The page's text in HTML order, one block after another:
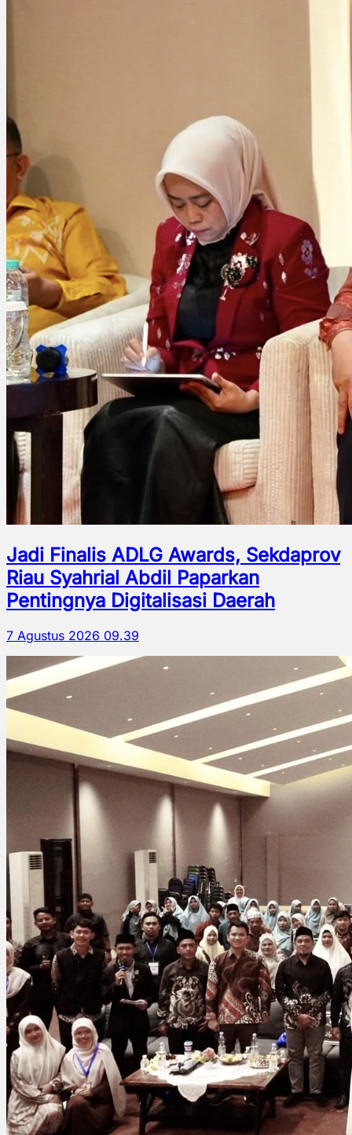
Jadi Finalis ADLG Awards, Sekdaprov
Riau Syahrial Abdil Paparkan
Pentingnya Digitalisasi Daerah
7 Agustus 2026 09.39